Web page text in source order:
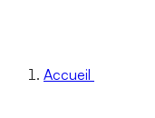
Accueil